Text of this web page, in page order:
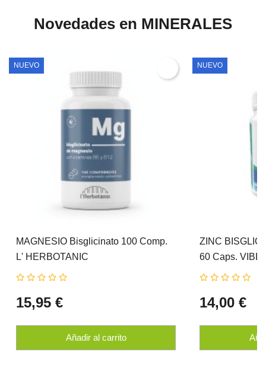
Novedades en MINERALES
MAGNESIO Bisglicinato 100 Comp.
L' HERBOTANIC
15,95 €
Añadir al carrito
NUEVO
ZINC
60 Caps.
14,00 €
NUEVO